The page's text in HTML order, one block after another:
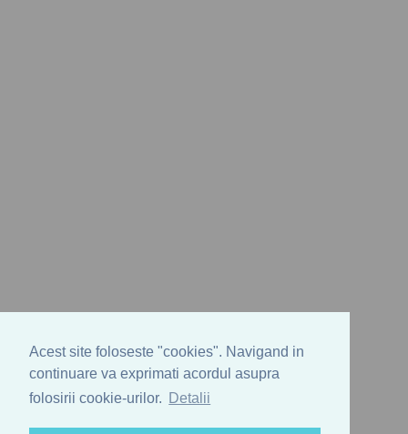
Acest site foloseste "cookies". Navigand in
continuare va exprimati acordul asupra
folosirii cookie-urilor.
Detalii